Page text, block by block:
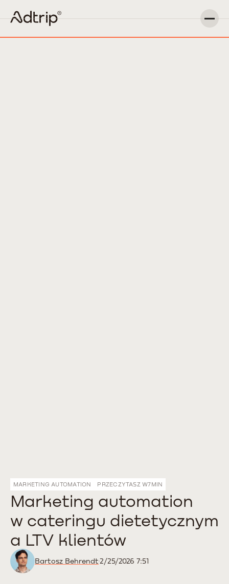
MARKETING AUTOMATION PRZECZYTASZ W7MIN
Marketing automation
w cateringu dietetycznym
a LTV klientów
Bartosz Behrendt2/25/2026 7:51